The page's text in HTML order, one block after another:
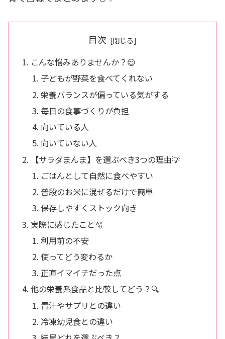
目次
こんな悩みありませんか？😌
子どもが野菜を食べてくれない
栄養バランスが偏っている気がする
毎日の食事づくりが負担
向いている人
向いていない人
【サラダまんま】を選ぶべき3つの理由💡
ごはんとして自然に食べやすい
普段のお米に混ぜるだけで簡単
保存しやすくストック向き
実際に感じたこと🫧
利用前の不安
使ってどう変わるか
正直イマイチだった点
他の栄養系食品と比較してどう？🔍
青汁やサプリとの違い
冷凍幼児食との違い